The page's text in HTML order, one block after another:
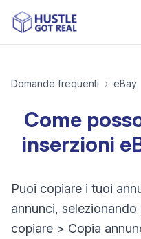
Domande frequenti › eBay
Come
inserzioni
Puoi copiare i tuoi
annunci,
copiare > Copia